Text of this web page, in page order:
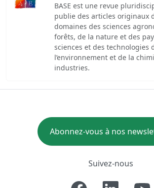
BASE est une revue
publie des articles originaux
domaines des sciences
forêts, de la nature et des
sciences et des technologies
l’environnement et de la
industries.
Abonnez-vous à nos
Suivez-nous